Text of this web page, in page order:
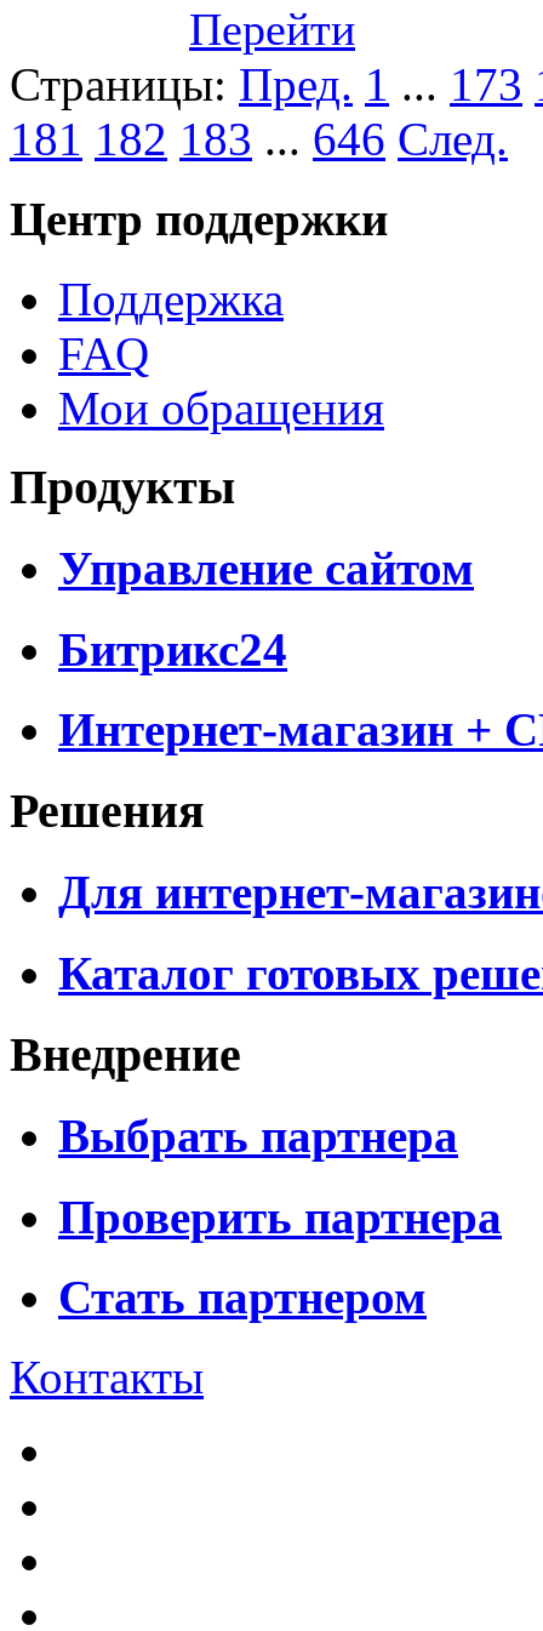
Перейти
Страницы: Пред. 1 ... 173
181 182 183 ... 646 След.
Центр поддержки
Поддержка
FAQ
Мои обращения
Продукты
Управление сайтом
Битрикс24
Интернет-магазин +
Решения
Для интернет-
Каталог готовых
Внедрение
Выбрать партнера
Проверить партнера
Стать партнером
Контакты